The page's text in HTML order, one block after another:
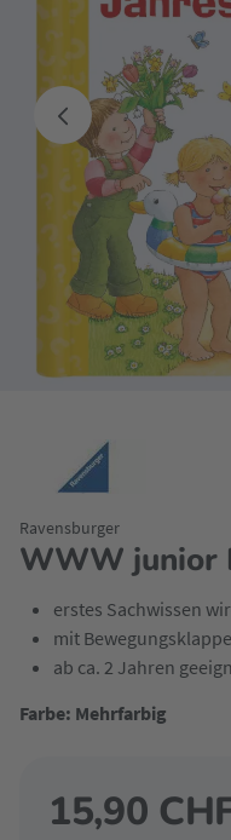
WWW junior
Ravensburger
erstes Sachwissen
mit
ab ca. 2 Jahren
Farbe: Mehrfarbig
15,90